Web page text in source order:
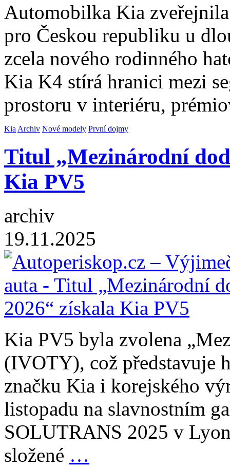
Automobilka Kia
pro Českou republiku u
zcela nového rodinného
Kia K4 stírá hranici mezi
prostoru v interiéru,
Kia Archiv Nové modely První dojmy
Titul „Mezinárodní
Kia PV5
archiv
19.11.2025
Kia PV5 byla zvolena
(IVOTY), což představuje
značku Kia i korejského
listopadu na slavnostním
SOLUTRANS 2025 v
složené …